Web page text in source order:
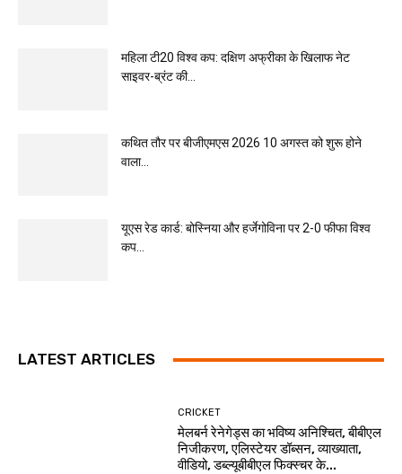
महिला टी20 विश्व कप: दक्षिण अफ्रीका के खिलाफ नेट
साइवर-ब्रंट की...
कथित तौर पर बीजीएमएस 2026 10 अगस्त को शुरू होने
वाला...
यूएस रेड कार्ड: बोस्निया और हर्जेगोविना पर 2-0 फीफा विश्व
कप...
LATEST ARTICLES
CRICKET
मेलबर्न रेनेगेड्स का भविष्य अनिश्चित, बीबीएल
निजीकरण, एलिस्टेयर डॉब्सन, व्याख्याता,
वीडियो, डब्ल्यूबीबीएल फिक्स्चर के...